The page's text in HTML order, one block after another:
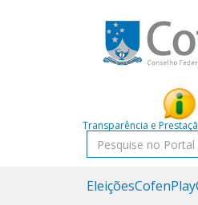
Transparência e
Pesquisar
EleiçõesCofenPlay